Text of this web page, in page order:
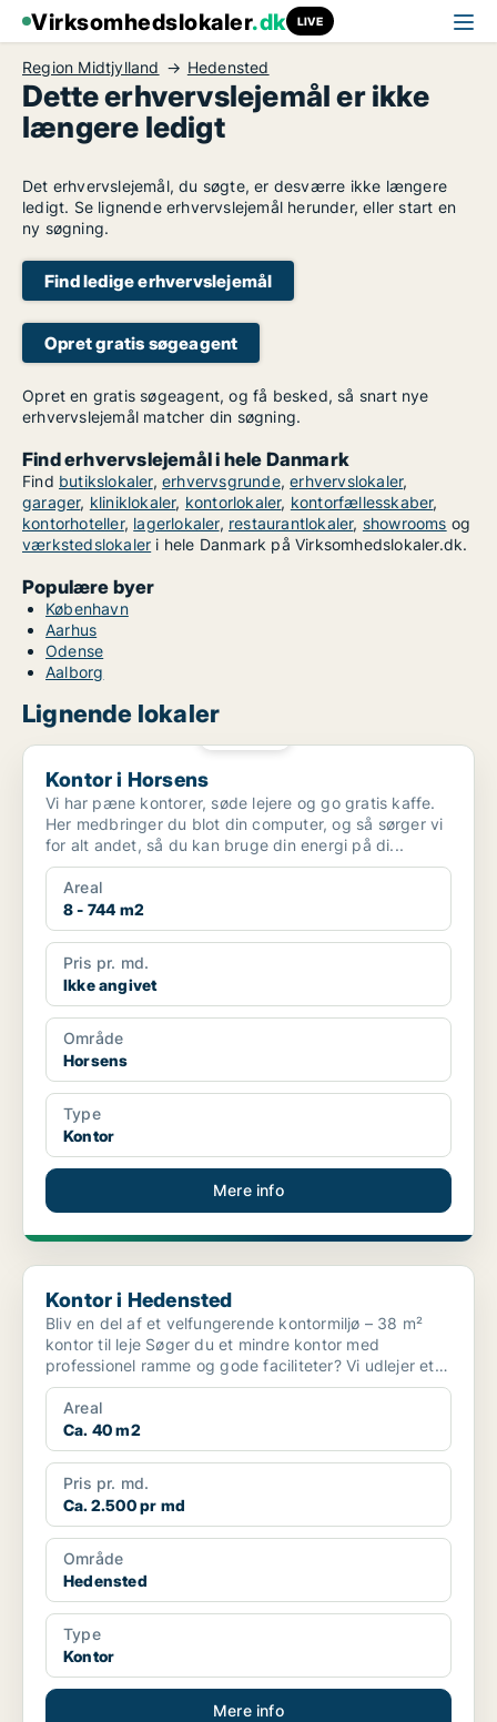
Virksomhedslokaler.dk LIVE
Region Midtjylland Hedensted
Dette erhvervslejemål er ikke
længere ledigt
Det erhvervslejemål, du søgte, er desværre ikke længere
ledigt. Se lignende erhvervslejemål herunder, eller start en
ny søgning.
Find ledige erhvervslejemål
Opret gratis søgeagent
Opret en gratis søgeagent, og få besked, så snart nye
erhvervslejemål matcher din søgning.
Find erhvervslejemål i hele Danmark
Find butikslokaler,erhvervsgrunde,erhvervslokaler,
garager, kliniklokaler, kontorlokaler, kontorfællesskaber,
kontorhoteller, lagerlokaler, restaurantlokaler, showrooms og
værkstedslokaler i hele Danmark på Virksomhedslokaler.dk.
Populære byer
København
Aarhus
Odense
Aalborg
Lignende lokaler
Kontor i Horsens
Kontor i Horsens
Vi har pæne kontorer, søde lejere og go gratis kaffe.
Her medbringer du blot din computer, og så sørger vi
for alt andet, så du kan bruge din energi på di...
Areal
8 - 744 m2
Pris pr. md.
Ikke angivet
Område
Horsens
Type
Kontor
Mere info
Kontor i Hedensted
Kontor i Hedensted
Bliv en del af et velfungerende kontormiljø – 38 m²
kontor til leje Søger du et mindre kontor med
professionel ramme og gode faciliteter? Vi udlejer et
38 m...
Areal
Ca. 40 m2
Pris pr. md.
Ca. 2.500 pr md
Område
Hedensted
Type
Kontor
Mere info